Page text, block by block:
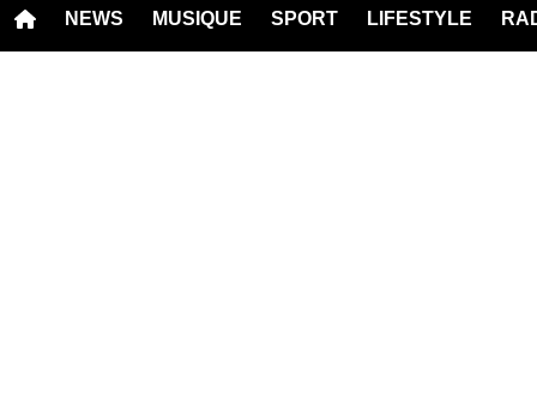
NEWS MUSIQUE SPORT LIFESTYLE